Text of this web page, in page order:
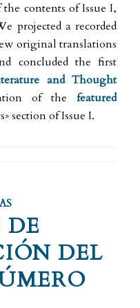
contents of Issue I,
projected a recorded
original translations
concluded the first
and Thought
of thefeatured
section of Issue I.
DEL